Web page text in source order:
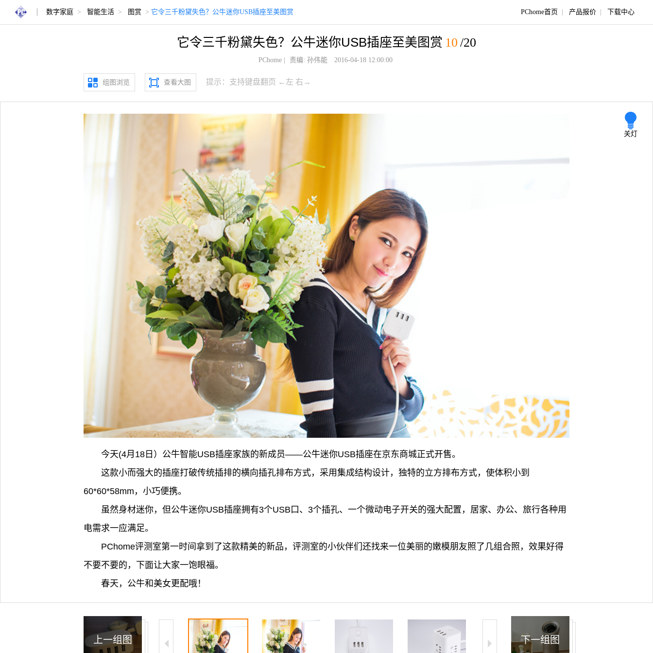
数字家庭 > 智能生活 > 图赏 > 它令三千粉黛失色？公牛迷你USB插座至美图赏 PChome首页 产品报价 下载中心
它令三千粉黛失色？公牛迷你USB插座至美图赏 10 /20
PChome| 责编: 孙伟能 2016-04-18 12:00:00
组图浏览 查看大图 提示：支持键盘翻页 ←左 右→
关灯
今天(4月18日）公牛智能USB插座家族的新成员——公牛迷你USB插座在京东商城正式开售。
这款小而强大的插座打破传统插排的横向插孔排布方式，采用集成结构设计，独特的立方排布方式，使体积小到
60*60*58mm，小巧便携。
虽然身材迷你，但公牛迷你USB插座拥有3个USB口、3个插孔、一个微动电子开关的强大配置，居家、办公、旅行各种用
电需求一应满足。
PChome评测室第一时间拿到了这款精美的新品，评测室的小伙伴们还找来一位美丽的嫩模朋友照了几组合照，效果好得
不要不要的，下面让大家一饱眼福。
春天，公牛和美女更配哦！
上一组图 下一组图